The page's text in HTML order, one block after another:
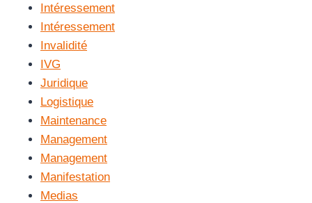
Intéressement
Intéressement
Invalidité
IVG
Juridique
Logistique
Maintenance
Management
Management
Manifestation
Medias